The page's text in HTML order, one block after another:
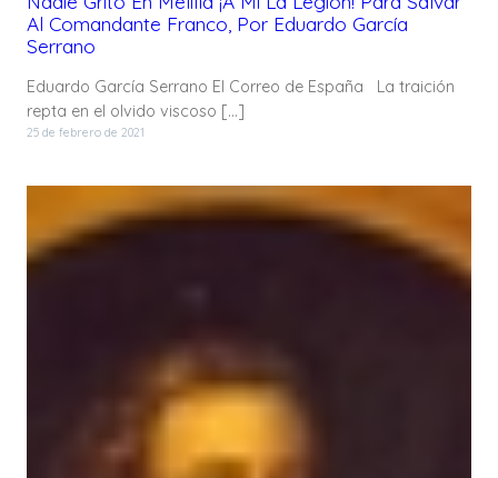
Al Comandante Franco, Por Eduardo García
Serrano
Eduardo García Serrano El Correo de España La traición
repta en el olvido viscoso […]
25 de febrero de 2021